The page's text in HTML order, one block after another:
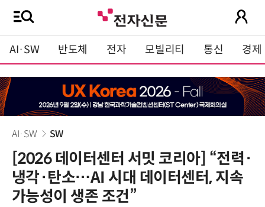
AI·SW 반도체 전자 모빌리티 통신 경제
AI·SW SW
[2026 데이터센터 서밋 코리아] “전력·
냉각·탄소…AI 시대 데이터센터, 지속
가능성이 생존 조건”